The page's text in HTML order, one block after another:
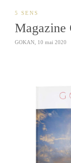
5 SENS
Magazine
GOKAN 10 mai 2020